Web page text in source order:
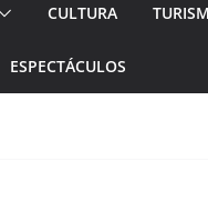
CULTURA
ESPECTÁCULOS